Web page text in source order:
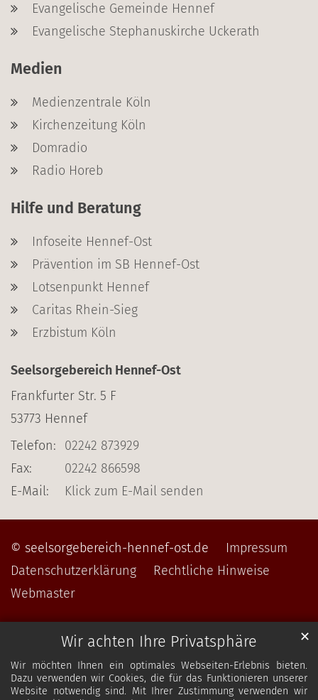
Wir achten Ihre Privatsphäre
Wir möchten Ihnen ein optimales Webseiten-Erlebnis bieten.
Dazu verwenden wir Cookies, die für das Funktionieren unserer
Website notwendig sind. Mit Ihrer Zustimmung verwenden wir
✕
Evangelische Gemeinde Hennef
Evangelische Stephanuskirche Uckerath
Medien
Medienzentrale Köln
Kirchenzeitung Köln
Domradio
Radio Horeb
Hilfe und Beratung
Infoseite Hennef-Ost
Prävention im SB Hennef-Ost
Lotsenpunkt Hennef
Caritas Rhein-Sieg
Erzbistum Köln
Seelsorgebereich Hennef-Ost
Frankfurter Str. 5 F
53773 Hennef
Telefon:
02242 873929
Fax:
02242 866598
E-Mail:
Klick zum E-Mail senden
© seelsorgebereich-hennef-ost.de
Impressum
Datenschutzerklärung
Rechtliche Hinweise
Webmaster